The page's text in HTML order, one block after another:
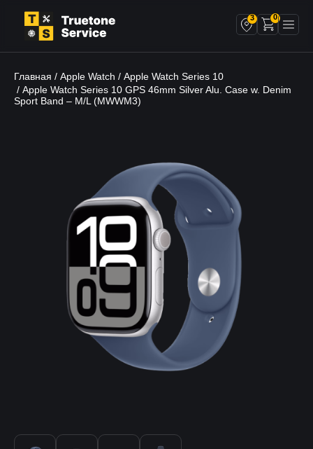
3 0
Главная / Apple Watch / Apple Watch Series 10
/ Apple Watch Series 10 GPS 46mm Silver Alu. Case w. Denim
Sport Band – M/L (MWWM3)